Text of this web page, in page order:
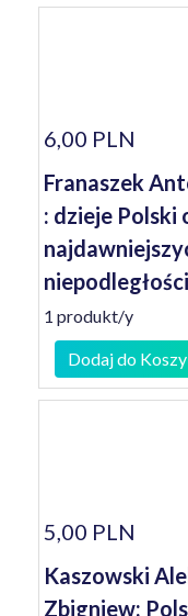
6,00 PLN
Franaszek
: dzieje Polski
niepodległości
1 produkt/y
Dodaj do
5,00 PLN
Kaszowski
Zbigniew: